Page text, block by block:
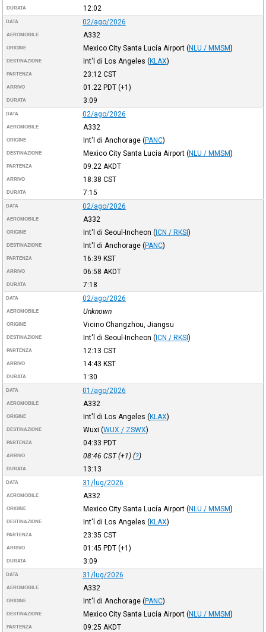
DURATA 12:02
DATA 02/ago/2026
AEROMOBILE A332
ORIGINE Mexico City Santa Lucía Airport (NLU / MMSM)
DESTINAZIONE Int'l di Los Angeles (KLAX)
PARTENZA 23:12 CST
ARRIVO 01:22 PDT(+1)
DURATA 3:09
DATA 02/ago/2026
AEROMOBILE A332
ORIGINE Int'l di Anchorage (PANC)
DESTINAZIONE Mexico City Santa Lucía Airport (NLU / MMSM)
PARTENZA 09:22 AKDT
ARRIVO 18:38 CST
DURATA 7:15
DATA 02/ago/2026
AEROMOBILE A332
ORIGINE Int'l di Seoul-Incheon (ICN / RKSI)
DESTINAZIONE Int'l di Anchorage (PANC)
PARTENZA 16:39 KST
ARRIVO 06:58 AKDT
DURATA 7:18
DATA 02/ago/2026
AEROMOBILE Unknown
ORIGINE Vicino Changzhou, Jiangsu
DESTINAZIONE Int'l di Seoul-Incheon (ICN / RKSI)
PARTENZA 12:13 CST
ARRIVO 14:43 KST
DURATA 1:30
DATA 01/ago/2026
AEROMOBILE A332
ORIGINE Int'l di Los Angeles (KLAX)
DESTINAZIONE Wuxi (WUX / ZSWX)
PARTENZA 04:33 PDT
ARRIVO 08:46 CST(+1) (?)
DURATA 13:13
DATA 31/lug/2026
AEROMOBILE A332
ORIGINE Mexico City Santa Lucía Airport (NLU / MMSM)
DESTINAZIONE Int'l di Los Angeles (KLAX)
PARTENZA 23:35 CST
ARRIVO 01:45 PDT(+1)
DURATA 3:09
DATA 31/lug/2026
AEROMOBILE A332
ORIGINE Int'l di Anchorage (PANC)
DESTINAZIONE Mexico City Santa Lucía Airport (NLU / MMSM)
PARTENZA 09:25 AKDT